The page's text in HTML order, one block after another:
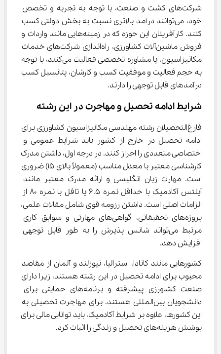
شرکت‌های کشت و صنعت، با توجه به تجربه و تخصص
خود، می‌توانند درآمد بالاتری نسبت به بخش دولتی کسب
کنند. کارآفرینان این حوزه که در زمینه‌هایی مانند واردات و
فروش ماشین‌آلات کشاورزی، راه‌اندازی شرکت‌های خدمات
مکانیزاسیون، یا مشاوره تخصصی فعالیت می‌کنند، با توجه
به حجم فعالیت و موفقیت کسب و کارشان، پتانسیل کسب
درآمدهای قابل توجهی را دارند.
شرایط ادامه تحصیل و مهاجرت در این رشته
فارغ‌التحصیلان رشته مهندسی مکانیزاسیون کشاورزی برای
ادامه تحصیل در خارج از کشور باید شرایط عمومی و
اختصاصی متعددی را احراز کنند. در درجه اول، داشتن مدرک
کارشناسی معتبر با معدل مناسب (معمولاً بالای 15) ضروری
است. مهارت زبان انگلیسی و ارائه مدرک معتبر مانند
آیلتس آکادمیک با حداقل نمره 6.5 یا تافل با نمره 80 از
الزامات اصلی است. داشتن رزومه قوی شامل مقالات علمی،
پروژه‌های تحقیقاتی، گواهی‌های مهارتی و سوابق کاری
مرتبط می‌تواند شانس پذیرش را به طور قابل توجهی
افزایش دهد.
کشورهایی مانند کانادا، استرالیا، نیوزلند و آلمان از مقاصد
محبوب برای ادامه تحصیل در این رشته هستند، زیرا دارای
صنعت کشاورزی پیشرفته و برنامه‌های حمایتی برای
دانشجویان بین‌المللی هستند. برای مهاجرت تحصیلی به
این کشورها، علاوه بر شرایط آکادمیک، باید توانایی مالی برای
پوشش هزینه‌های تحصیل و زندگی را اثبات کرد.